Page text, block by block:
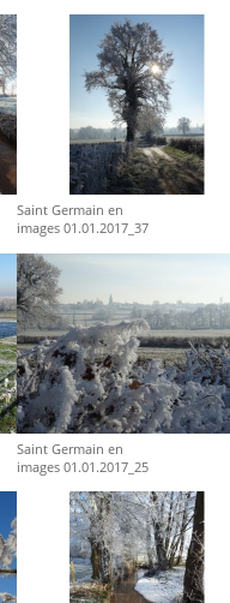
Saint Germain en
images 01.01.2017_37
Saint Germain en
images 01.01.2017_25